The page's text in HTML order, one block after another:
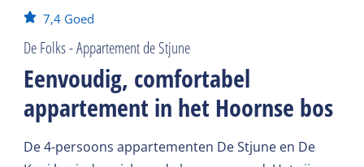
7,4 Goed
De Folks - Appartement de Stjune
Eenvoudig, comfortabel
appartement in het Hoornse bos
De 4-persoons appartementen De Stjune en De